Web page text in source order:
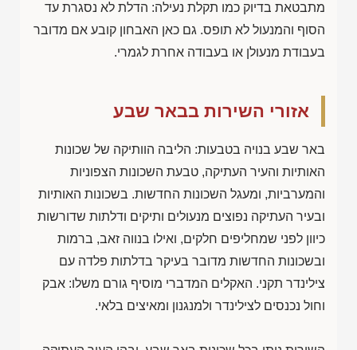
מתבטאת בדיוק כמו תקלת נעילה: הדלת לא נסגרת עד
הסוף והמנעול לא תופס. גם כאן האבחון קובע אם מדובר
בעבודת מנעולן או בעבודה אחרת לגמרי.
אזורי השירות בבאר שבע
באר שבע בנויה בטבעות: הליבה הוותיקה של שכונות
האותיות והעיר העתיקה, טבעת השכונות הצפוניות
והמערביות, ומעגל השכונות החדשות. בשכונות האותיות
ובעיר העתיקה נפוצים מנעולים ותיקים ודלתות שדורשות
כיוון לפני שמחליפים חלקים, ואילו בנווה זאב, ברמות
ובשכונות החדשות מדובר בעיקר בדלתות פלדה עם
צילינדר תקני. האקלים המדברי מוסיף גורם משלו: אבק
וחול נכנסים לצילינדר ולמנגנון ומאיצים בלאי.